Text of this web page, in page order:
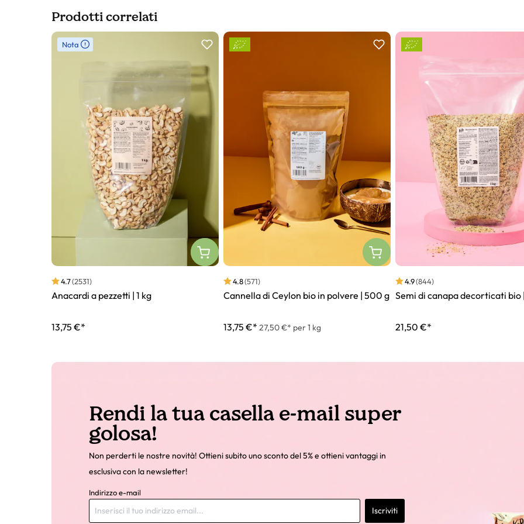
Prodotti correlati
Slider prodotto
Nota
4.7(2531)
Anacardi a pezzetti | 1 kg
13,75 €*
4.8(571)
Cannella di Ceylon bio in polvere | 500 g
13,75 €* 27,50 €* per 1 kg
4.9(844)
Semi di canapa decorticati bio
21,50 €*
Rendi la tua casella e-mail super
golosa!
Non perderti le nostre novità! Ottieni subito uno sconto del 5% e ottieni vantaggi in
esclusiva con la newsletter!
Indirizzo e-mail
Iscriviti